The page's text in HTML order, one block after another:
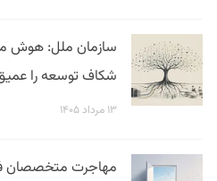
سازمان ملل: هوش
شکاف توسعه را
۱۳ مرداد ۱۴۰۵
مهاجرت متخصصان